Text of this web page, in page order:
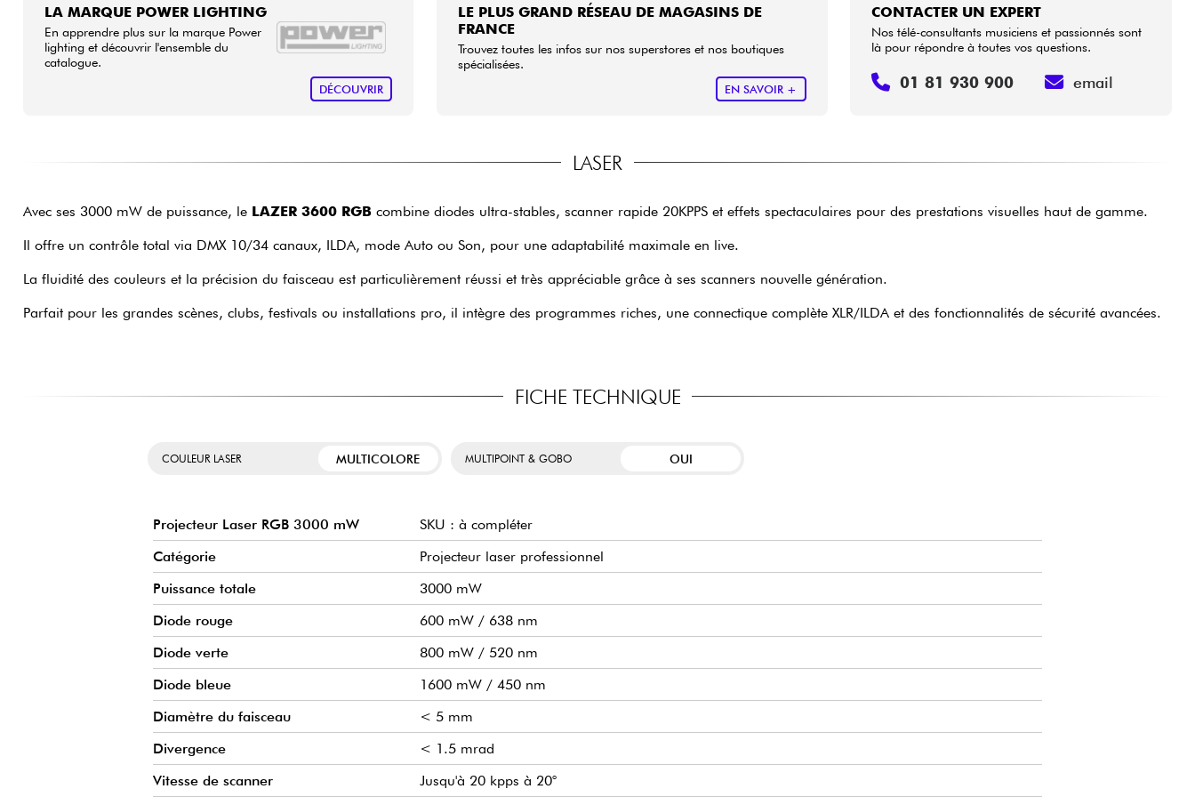
LA MARQUE POWER LIGHTING
En apprendre plus sur la marque Power
lighting et découvrir l'ensemble du
catalogue.
DÉCOUVRIR
LE PLUS GRAND RÉSEAU DE MAGASINS DE
FRANCE
Trouvez toutes les infos sur nos superstores et nos boutiques
spécialisées.
EN SAVOIR +
CONTACTER UN EXPERT
Nos télé-consultants musiciens et passionnés sont
là pour répondre à toutes vos questions.
01 81 930 900 email
LASER
Avec ses 3000 mW de puissance, le LAZER 3600 RGBcombine diodes ultra-stables, scanner rapide 20KPPS et effets spectaculaires pour des prestations visuelles haut de gamme.
Il offre un contrôle total via DMX 10/34 canaux, ILDA, mode Auto ou Son, pour une adaptabilité maximale en live.
La fluidité des couleurs et la précision du faisceau est particulièrement réussi et très appréciable grâce à ses scanners nouvelle génération.
Parfait pour les grandes scènes, clubs, festivals ou installations pro, il intègre des programmes riches, une connectique complète XLR/ILDA et des fonctionnalités de sécurité avancées.
FICHE TECHNIQUE
COULEUR LASER MULTICOLORE MULTIPOINT & GOBO OUI
Projecteur Laser RGB 3000 mW
SKU : à compléter
Catégorie
Projecteur laser professionnel
Puissance totale
3000 mW
Diode rouge
600 mW / 638 nm
Diode verte
800 mW / 520 nm
Diode bleue
1600 mW / 450 nm
Diamètre du faisceau
< 5 mm
Divergence
< 1.5 mrad
Vitesse de scanner
Jusqu'à 20 kpps à 20°